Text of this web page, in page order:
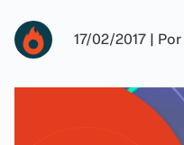
17/02/2017 | Por